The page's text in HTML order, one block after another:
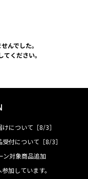
んでした。
ください。
について［8/3］
付について［8/3］
ン対象商品追加
加しています。